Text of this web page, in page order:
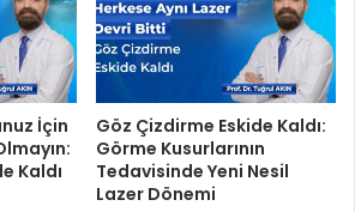
İçin
Kaldı
Göz Çizdirme Eskide Kaldı:
Görme Kusurlarının
Tedavisinde Yeni Nesil
Lazer Dönemi